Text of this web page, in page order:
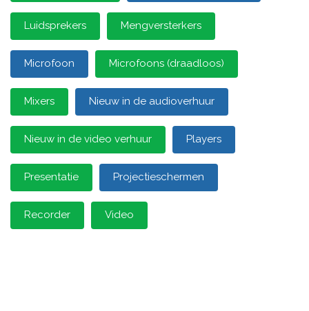
Luidsprekers Mengversterkers
Microfoon Microfoons (draadloos)
Mixers Nieuw in de audioverhuur
Nieuw in de video verhuur Players
Presentatie Projectieschermen
Recorder Video